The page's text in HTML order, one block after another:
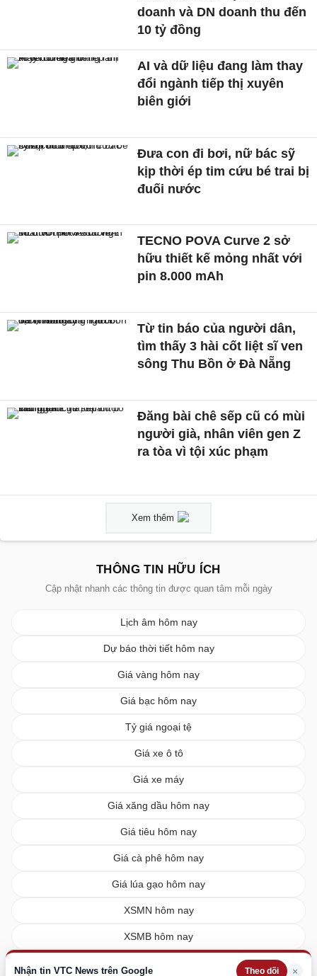
Nhận tin VTC News trên Google Theo dõi ×
doanh và DN doanh thu đến
10 tỷ đồng
AI và dữ liệu đang làm thay
đổi ngành tiếp thị xuyên
biên giới
Đưa con đi bơi, nữ bác sỹ
kịp thời ép tim cứu bé trai bị
đuối nước
TECNO POVA Curve 2 sở
hữu thiết kế mỏng nhất với
pin 8.000 mAh
Từ tin báo của người dân,
tìm thấy 3 hài cốt liệt sĩ ven
sông Thu Bồn ở Đà Nẵng
Đăng bài chê sếp cũ có mùi
người già, nhân viên gen Z
ra tòa vì tội xúc phạm
Xem thêm
THÔNG TIN HỮU ÍCH
Cập nhật nhanh các thông tin được quan tâm mỗi ngày
Lịch âm hôm nay
Dự báo thời tiết hôm nay
Giá vàng hôm nay
Giá bạc hôm nay
Tỷ giá ngoại tệ
Giá xe ô tô
Giá xe máy
Giá xăng dầu hôm nay
Giá tiêu hôm nay
Giá cà phê hôm nay
Giá lúa gạo hôm nay
XSMN hôm nay
XSMB hôm nay